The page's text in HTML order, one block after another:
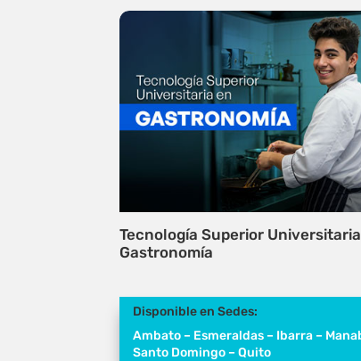
Tecnología Superior
Gastronomía
Disponible en Sedes:
Ambato – Esmeraldas – Ibarra –
Santo Domingo – Quito